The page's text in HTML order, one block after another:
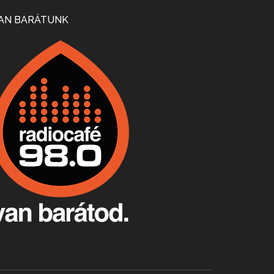
Apr 24, 2026 • 00:38:10
Villány, kékfrankos, Jackfall
Apr 17, 2026 • 00:35:38
Apr 9, 2026 • 00:37:17
BARÁTUNK